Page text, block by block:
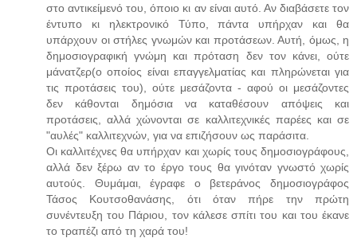
στο αντικείμενό του, όποιο κι αν είναι αυτό. Αν διαβάσετε τον
έντυπο κι ηλεκτρονικό Τύπο, πάντα υπήρχαν και θα
υπάρχουν οι στήλες γνωμών και προτάσεων. Αυτή, όμως, η
δημοσιογραφική γνώμη και πρόταση δεν τον κάνει, ούτε
μάνατζερ(ο οποίος είναι επαγγελματίας και πληρώνεται για
τις προτάσεις του), ούτε μεσάζοντα - αφού οι μεσάζοντες
δεν κάθονται δημόσια να καταθέσουν απόψεις και
προτάσεις, αλλά χώνονται σε καλλιτεχνικές παρέες και σε
"αυλές" καλλιτεχνών, για να επιζήσουν ως παράσιτα.
Οι καλλιτέχνες θα υπήρχαν και χωρίς τους δημοσιογράφους,
αλλά δεν ξέρω αν το έργο τους θα γινόταν γνωστό χωρίς
αυτούς. Θυμάμαι, έγραφε ο βετεράνος δημοσιογράφος
Τάσος Κουτσοθανάσης, ότι όταν πήρε την πρώτη
συνέντευξη του Πάριου, τον κάλεσε σπίτι του και του έκανε
το τραπέζι από τη χαρά του!